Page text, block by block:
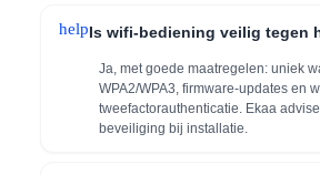
helpIs wifi-bediening veilig tegen
Ja, met goede maatregelen: uniek
WPA2/WPA3, firmware-updates en
tweefactorauthenticatie. Ekaa
beveiliging bij installatie.